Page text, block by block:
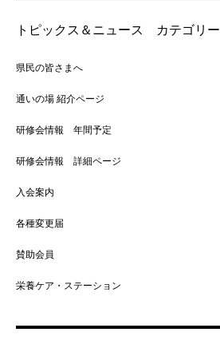
トピックス＆ニュース カテゴリー
県民の皆さまへ
通いの場 紹介ページ
研修会情報 年間予定
研修会情報 詳細ページ
入会案内
各種変更届
賛助会員
栄養ケア・ステーション